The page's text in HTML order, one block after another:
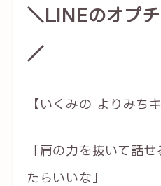
＼LINEのオプ
／
【いくみの よりみち
「肩の力を抜いて話
たらいいな」